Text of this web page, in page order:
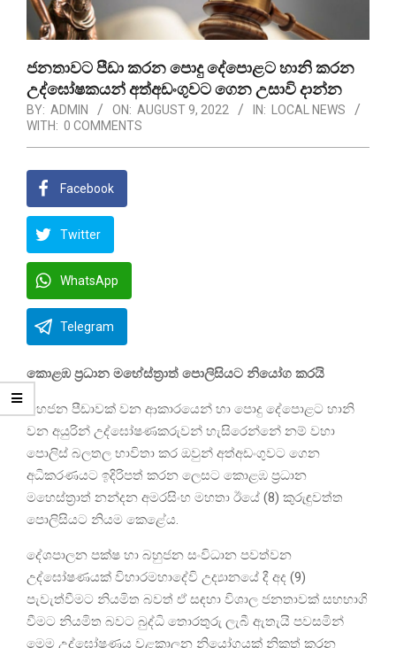
ජනතාවට පීඩා කරන පොදු දේපොළට හානි කරන
උද්ඝෝෂකයන් අත්අඩංගුවට ගෙන උසාවි දාන්න
BY: ADMIN ON: AUGUST 9, 2022 IN:
LOCAL NEWS
WITH: 0 COMMENTS
Facebook
Twitter
WhatsApp
Telegram
කොළඹ ප්‍රධාන මහේස්ත්‍රාත් පොලිසියට නියෝග කරයි
මහජන පීඩාවක් වන ආකාරයෙන් හා පොදු දේපොළට හානි
වන අයුරින් උද්ඝෝෂණකරුවන් හැසිරෙන්නේ නම් වහා
පොලිස් බලතල භාවිතා කර ඔවුන් අත්අඩංගුවට ගෙන
අධිකරණයට ඉදිරිපත් කරන ලෙසට කොළඹ ප්‍රධාන
මහෙස්ත්‍රාත් නන්දන අමරසිංහ මහතා ඊයේ (8) කුරුඳුවත්ත
පොලිසියට නියම කෙළේය.
දේශපාලන පක්ෂ හා බහුජන සංවිධාන පවත්වන
උද්ඝෝෂණයක් විහාරමහාදේවි උද්‍යානයේ දී අද (9)
පැවැත්වීමට නියමිත බවත් ඒ සඳහා විශාල ජනතාවක් සහභාගි
වීමට නියමිත බවට බුද්ධි තොරතුරු ලැබී ඇතැයි පවසමින්
මෙම උද්ඝෝෂණය වළකාලන නියෝගයක් නිකුත් කරන